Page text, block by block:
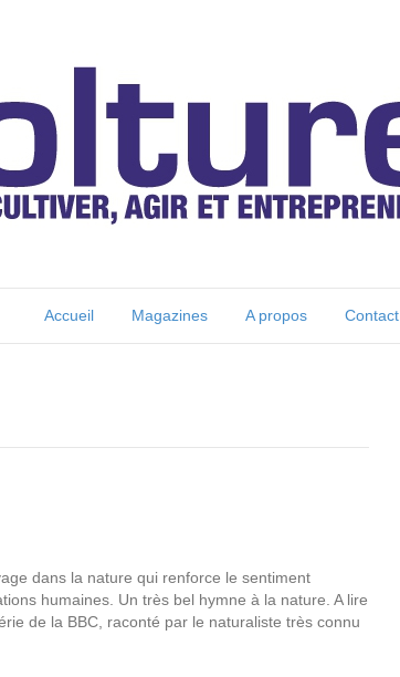
Accueil Magazines A propos Contact
dans la nature qui renforce le sentiment
humaines. Un très bel hymne à la nature. A lire
de la BBC, raconté par le naturaliste très connu